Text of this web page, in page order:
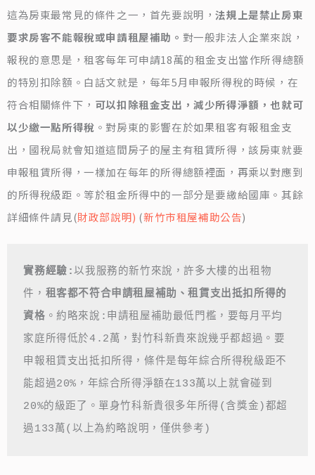
這為房東最常見的條件之一，首先要說明，法規上是禁止房東
要求房客不能報稅或申請租屋補助。 對一般非法人企業來說，
報稅的意思是，租客每年可申請18萬的租金支出當作所得總額
的特別扣除額。白話文就是，每年5月申報所得稅的時候，在
符合相關條件下， 可以扣除租金支出，減少所得淨額，也就可
以少繳一點所得稅 。對房東的影響在於如果租客有報租金支
出，國稅局就會知道這間房子的屋主有租賃所得，該房東就要
申報租賃所得，一樣加在每年的所得總額裡面，再乘以對應到
的所得稅級距。等於租金所得中的一部分是要繳給國庫。其餘
詳細條件請見(財政部說明) (新竹市租屋補助公告)
實務經驗:以我服務的新竹來說，許多大樓的出租物
件， 租客都不符合申請租屋補助、租賃支出抵扣所得的
資格 。約略來說:申請租屋補助最低門檻，要每月平均
家庭所得低於4.2萬，對竹科新貴來說幾乎都超過。要
申報租賃支出抵扣所得，條件是每年綜合所得稅級距不
能超過20%，年綜合所得淨額在133萬以上就會碰到
20%的級距了。單身竹科新貴很多年所得(含獎金)都超
過133萬(以上為約略說明，僅供參考)